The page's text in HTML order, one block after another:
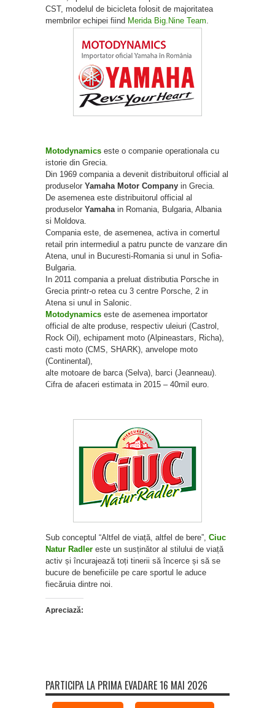
CST, modelul de bicicleta folosit de majoritatea
membrilor echipei fiind Merida Big.Nine Team.
Motodynamics este o companie operationala cu
istorie din Grecia.
Din 1969 compania a devenit distribuitorul official al
produselor Yamaha Motor Company in Grecia.
De asemenea este distribuitorul official al
produselor Yamahain Romania, Bulgaria, Albania
si Moldova.
Compania este, de asemenea, activa in comertul
retail prin intermediul a patru puncte de vanzare din
Atena, unul in Bucuresti-Romania si unul in Sofia-
Bulgaria.
In 2011 compania a preluat distributia Porsche in
Grecia printr-o retea cu 3 centre Porsche, 2 in
Atena si unul in Salonic.
Motodynamics este de asemenea importator
official de alte produse, respectiv uleiuri (Castrol,
Rock Oil), echipament moto (Alpineastars, Richa),
casti moto (CMS, SHARK), anvelope moto
(Continental),
alte motoare de barca (Selva), barci (Jeanneau).
Cifra de afaceri estimata in 2015 – 40mil euro.
Sub conceptul “Altfel de viață, altfel de bere”, Ciuc
Natur Radler este un susținător al stilului de viață
activ și încurajează toți tinerii să încerce și să se
bucure de beneficiile pe care sportul le aduce
fiecăruia dintre noi.
Apreciază:
PARTICIPA LA PRIMA EVADARE 16 MAI 2026